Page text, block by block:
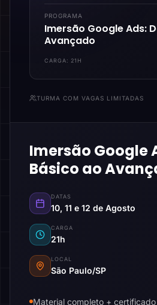
PROGRAMA
Imersão Google Ads:
Avançado
CARGA: 21H
TURMA COM VAGAS LIMITADAS
Imersão Google
Básico ao
DATAS
10, 11 e 12 de Agosto
CARGA
21h
LOCAL
São Paulo/SP
Material completo +